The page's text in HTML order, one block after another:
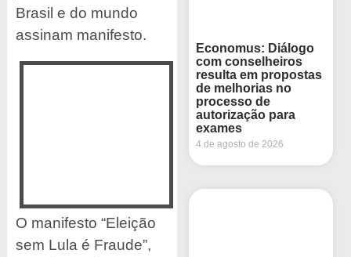
Brasil e do mundo
assinam manifesto.
O manifesto “Eleição
sem Lula é Fraude”,
Economus: Diálogo
com conselheiros
resulta em propostas
de melhorias no
processo de
autorização para
exames
4 de agosto de 2026